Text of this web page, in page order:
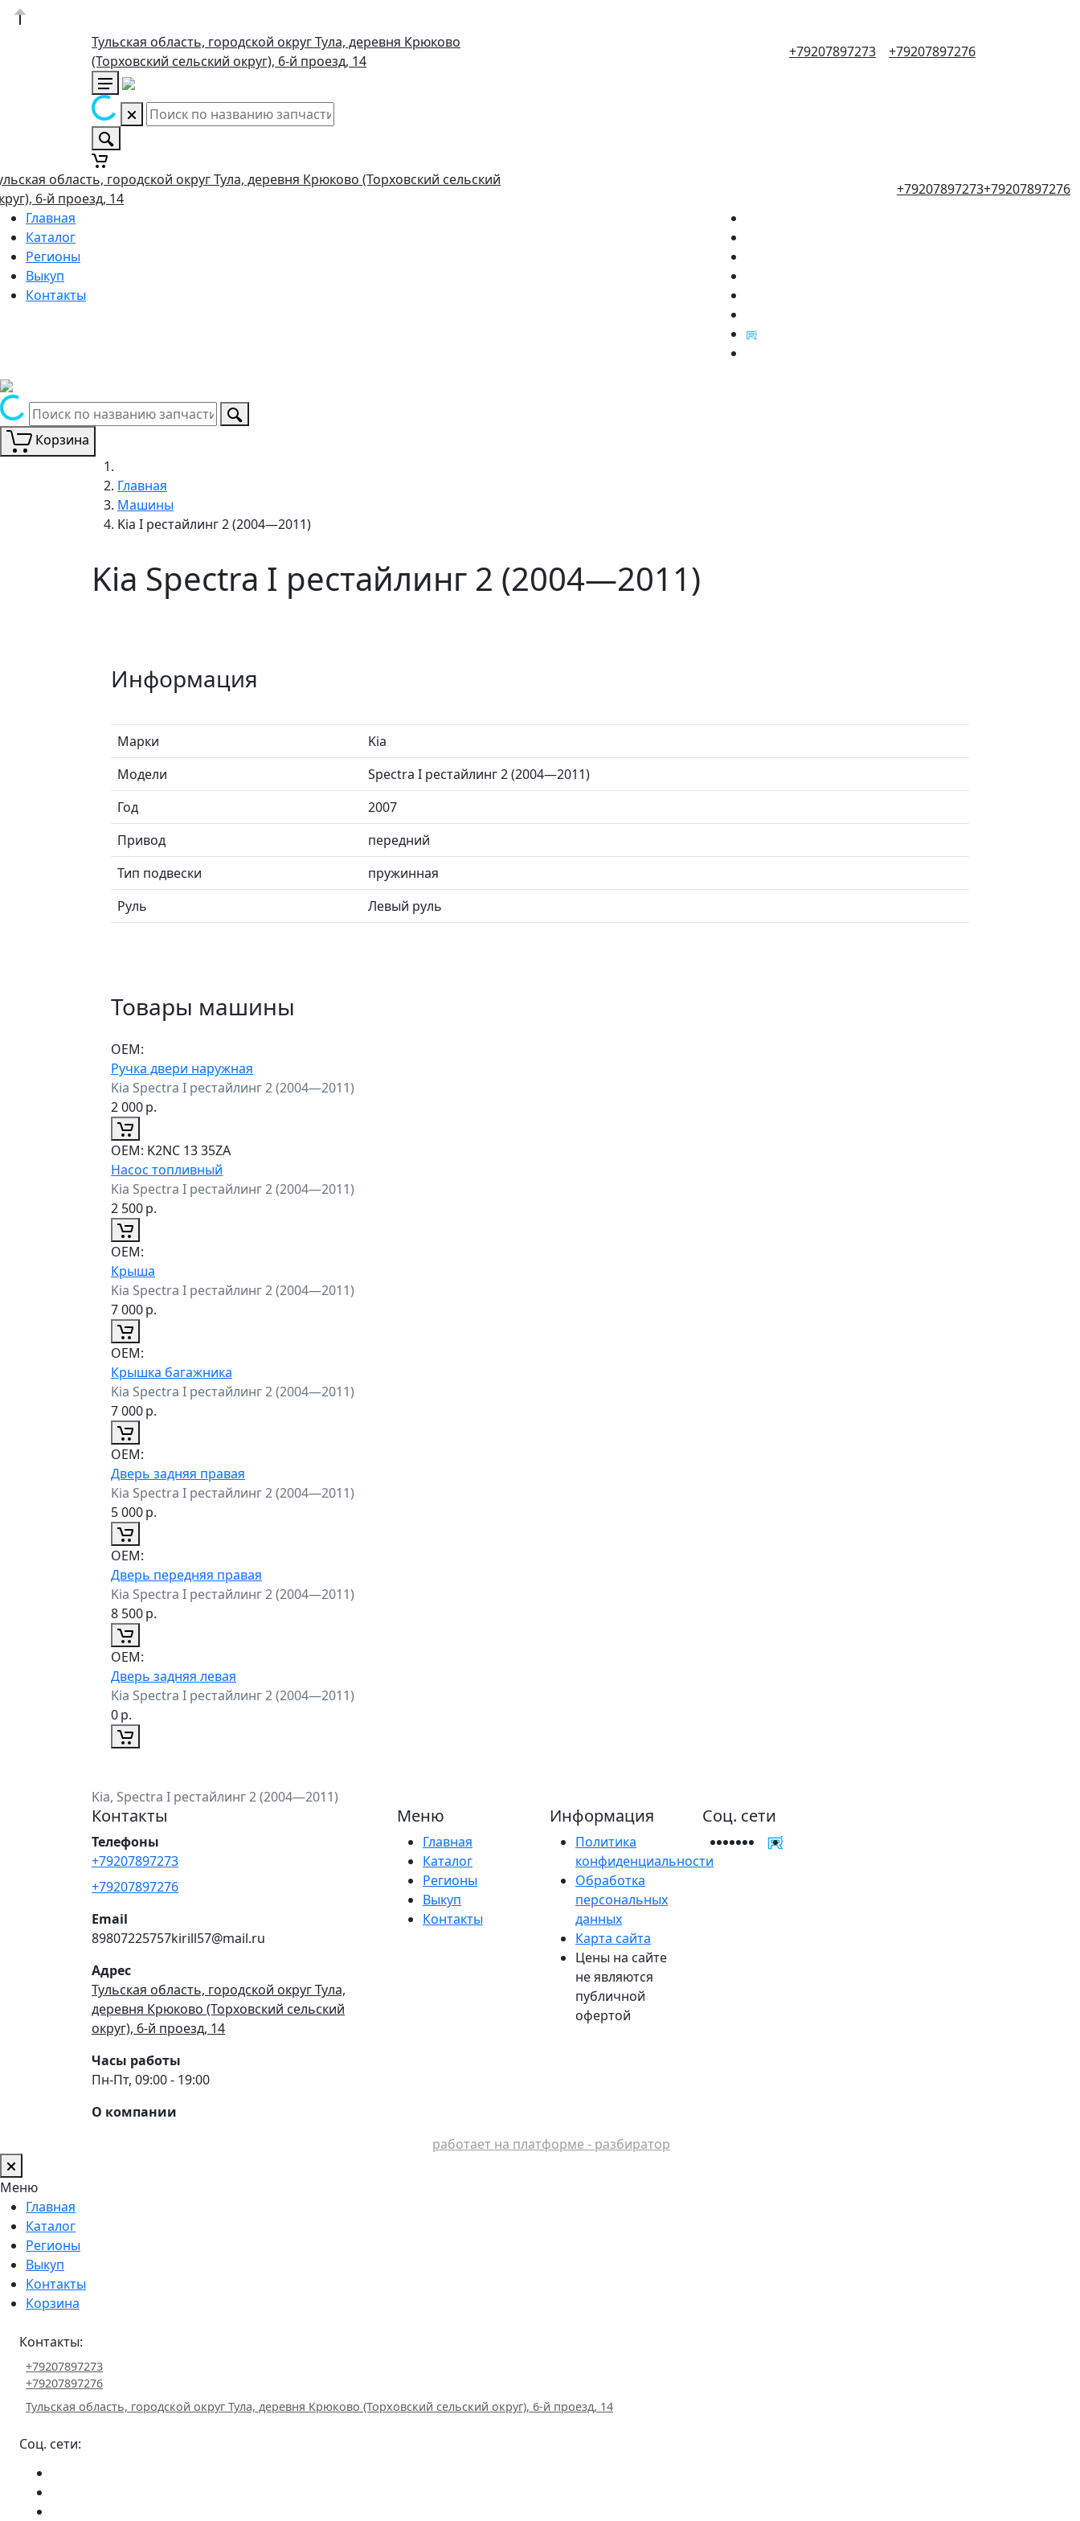
Тульская область, городской округ Тула, деревня Крюково
(Торховский сельский округ), 6-й проезд, 14
+79207897273 +79207897276
область, городской округ Тула, деревня Крюково (Торховский сельский
6-й проезд, 14
+79207897273+79207897276
Главная
Каталог
Регионы
Выкуп
Контакты
Корзина
Главная
Машины
Kia I рестайлинг 2 (2004—2011)
Kia Spectra I рестайлинг 2 (2004—2011)
Информация
Марки
Kia
Модели
Spectra I рестайлинг 2 (2004—2011)
Год
2007
Привод
передний
Тип подвески
пружинная
Руль
Левый руль
Товары машины
ОЕМ:
Ручка двери наружная
Kia Spectra I рестайлинг 2 (2004—2011)
2 000р.
ОЕМ: K2NC 13 35ZA
Насос топливный
Kia Spectra I рестайлинг 2 (2004—2011)
2 500р.
ОЕМ:
Крыша
Kia Spectra I рестайлинг 2 (2004—2011)
7 000р.
ОЕМ:
Крышка багажника
Kia Spectra I рестайлинг 2 (2004—2011)
7 000р.
ОЕМ:
Дверь задняя правая
Kia Spectra I рестайлинг 2 (2004—2011)
5 000р.
ОЕМ:
Дверь передняя правая
Kia Spectra I рестайлинг 2 (2004—2011)
8 500р.
ОЕМ:
Дверь задняя левая
Kia Spectra I рестайлинг 2 (2004—2011)
0р.
Kia, Spectra I рестайлинг 2 (2004—2011)
Контакты
Телефоны
+79207897273
+79207897276
Email
89807225757kirill57@mail.ru
Адрес
Тульская область, городской округ Тула,
деревня Крюково (Торховский сельский
округ), 6-й проезд, 14
Часы работы
Пн-Пт, 09:00 - 19:00
О компании
Меню
Главная
Каталог
Регионы
Выкуп
Контакты
Информация
Политика
конфиденциальности
Обработка
персональных
данных
Карта сайта
Цены на сайте
не являются
публичной
офертой
Соц. сети
работает на платформе - разбиратор
Меню
Главная
Каталог
Регионы
Выкуп
Контакты
Корзина
Контакты:
+79207897273
+79207897276
Тульская область, городской округ Тула, деревня Крюково (Торховский сельский округ), 6-й проезд, 14
Соц. сети: